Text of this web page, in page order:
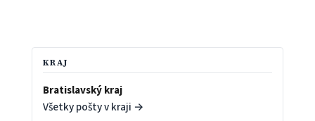
KRAJ
Bratislavský kraj
Všetky pošty v kraji →